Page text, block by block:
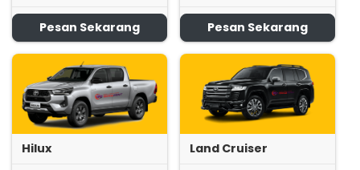
Pesan Sekarang Pesan Sekarang
Hilux
Land Cruiser